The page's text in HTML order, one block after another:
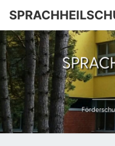
Skip
content